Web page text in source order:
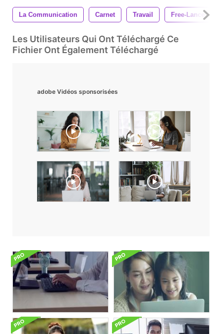
La Communication Carnet Travail Free-Lance
Les Utilisateurs Qui Ont Téléchargé Ce
Fichier Ont Également Téléchargé
adobe Vidéos sponsorisées